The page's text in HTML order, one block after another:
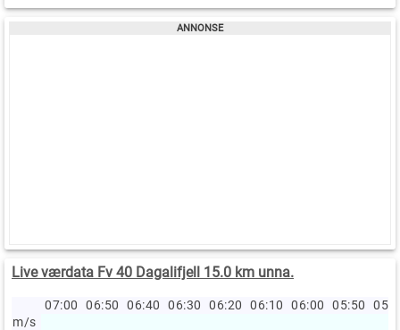
Live værdata Fv 40 Dagalifjell 15.0 km unna.
07:00 06:50 06:40 06:30 06:20 06:10 06:00 05:50
m/s